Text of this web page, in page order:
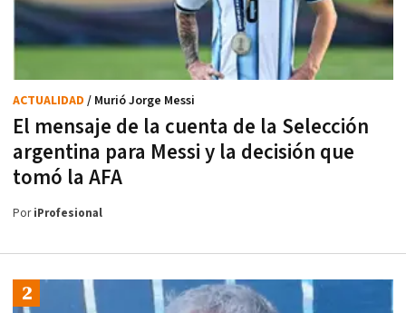
El mensaje de la cuenta de la Selección
argentina para Messi y la decisión que
tomó la AFA
ACTUALIDAD / Murió Jorge Messi
PoriProfesional